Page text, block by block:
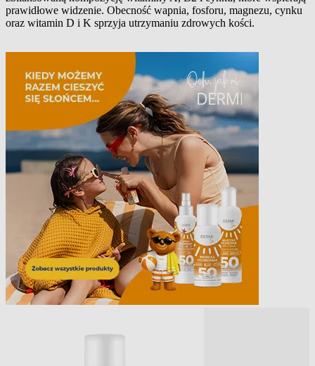
prawidłowe widzenie. Obecność wapnia, fosforu, magnezu, cynku
oraz witamin D i K sprzyja utrzymaniu zdrowych kości.